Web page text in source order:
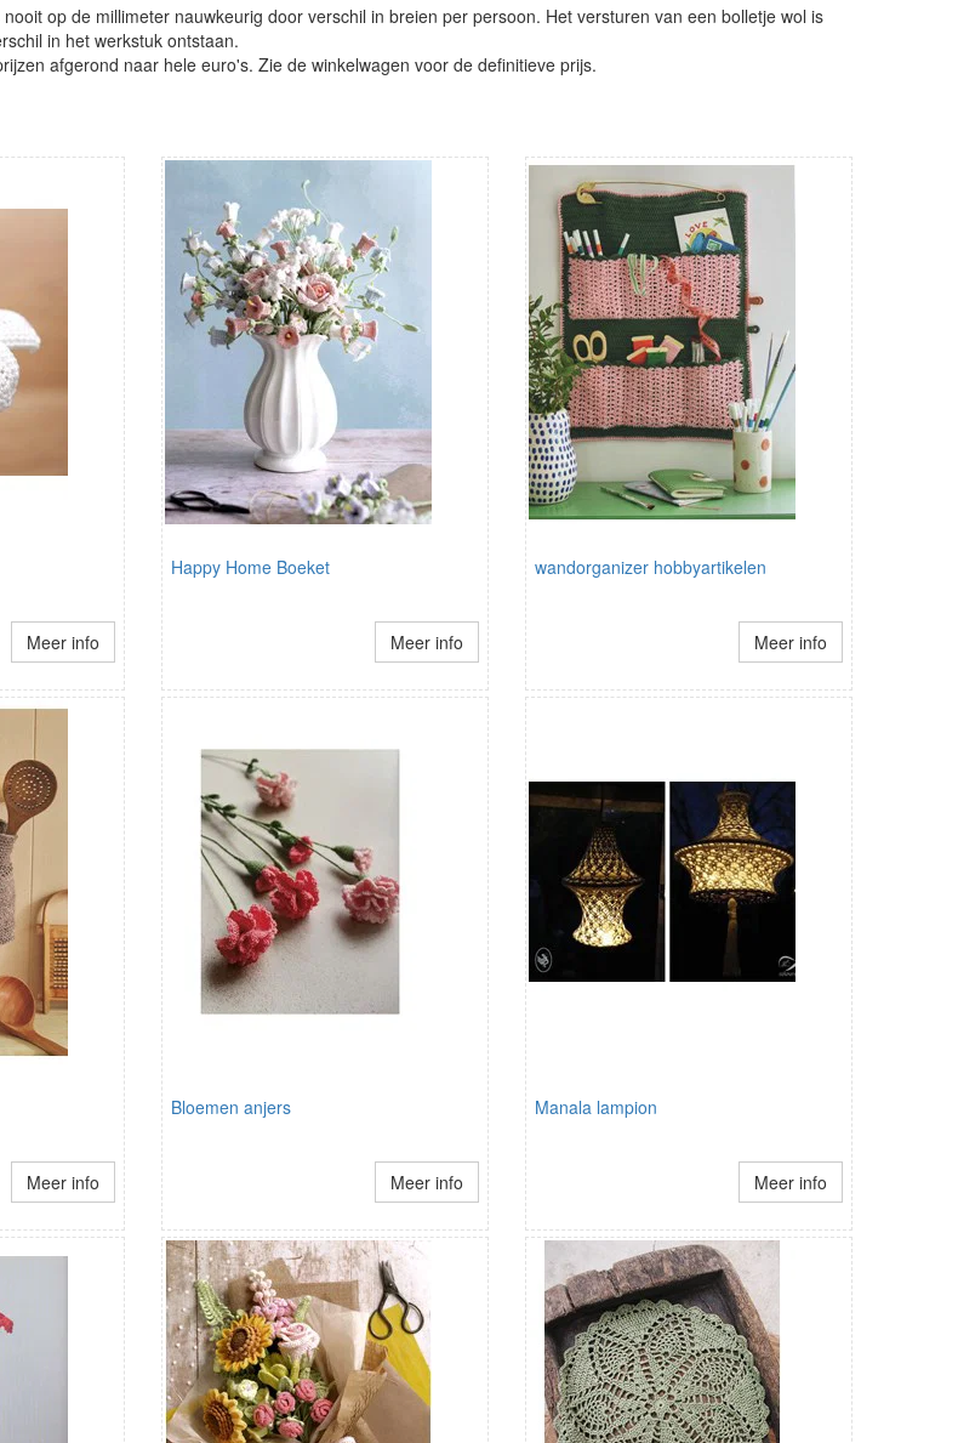
op de millimeter nauwkeurig door verschil in breien per persoon. Het versturen van een bolletje wol is
in het werkstuk ontstaan.
afgerond naar hele euro's. Zie de winkelwagen voor de definitieve prijs.
Meer info
Happy Home Boeket
Meer info
wandorganizer hobbyartikelen
Meer info
Meer info
Bloemen anjers
Meer info
Manala lampion
Meer info